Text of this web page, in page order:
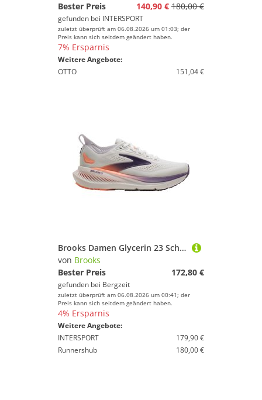
Bester Preis
140,90 € 180,00 €
gefunden bei INTERSPORT
zuletzt überprüft am 06.08.2026 um 01:03; der
Preis kann sich seitdem geändert haben.
7% Ersparnis
Weitere Angebote:
OTTO
151,04 €
Brooks Damen Glycerin 23 Schuhe
von Brooks
Bester Preis
172,80 €
gefunden bei Bergzeit
zuletzt überprüft am 06.08.2026 um 00:41; der
Preis kann sich seitdem geändert haben.
4% Ersparnis
Weitere Angebote:
INTERSPORT
179,90 €
Runnershub
180,00 €